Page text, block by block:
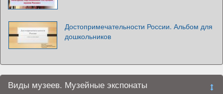
Достопримечательности России. Альбом для
дошкольников
Виды музеев. Музейные экспонаты